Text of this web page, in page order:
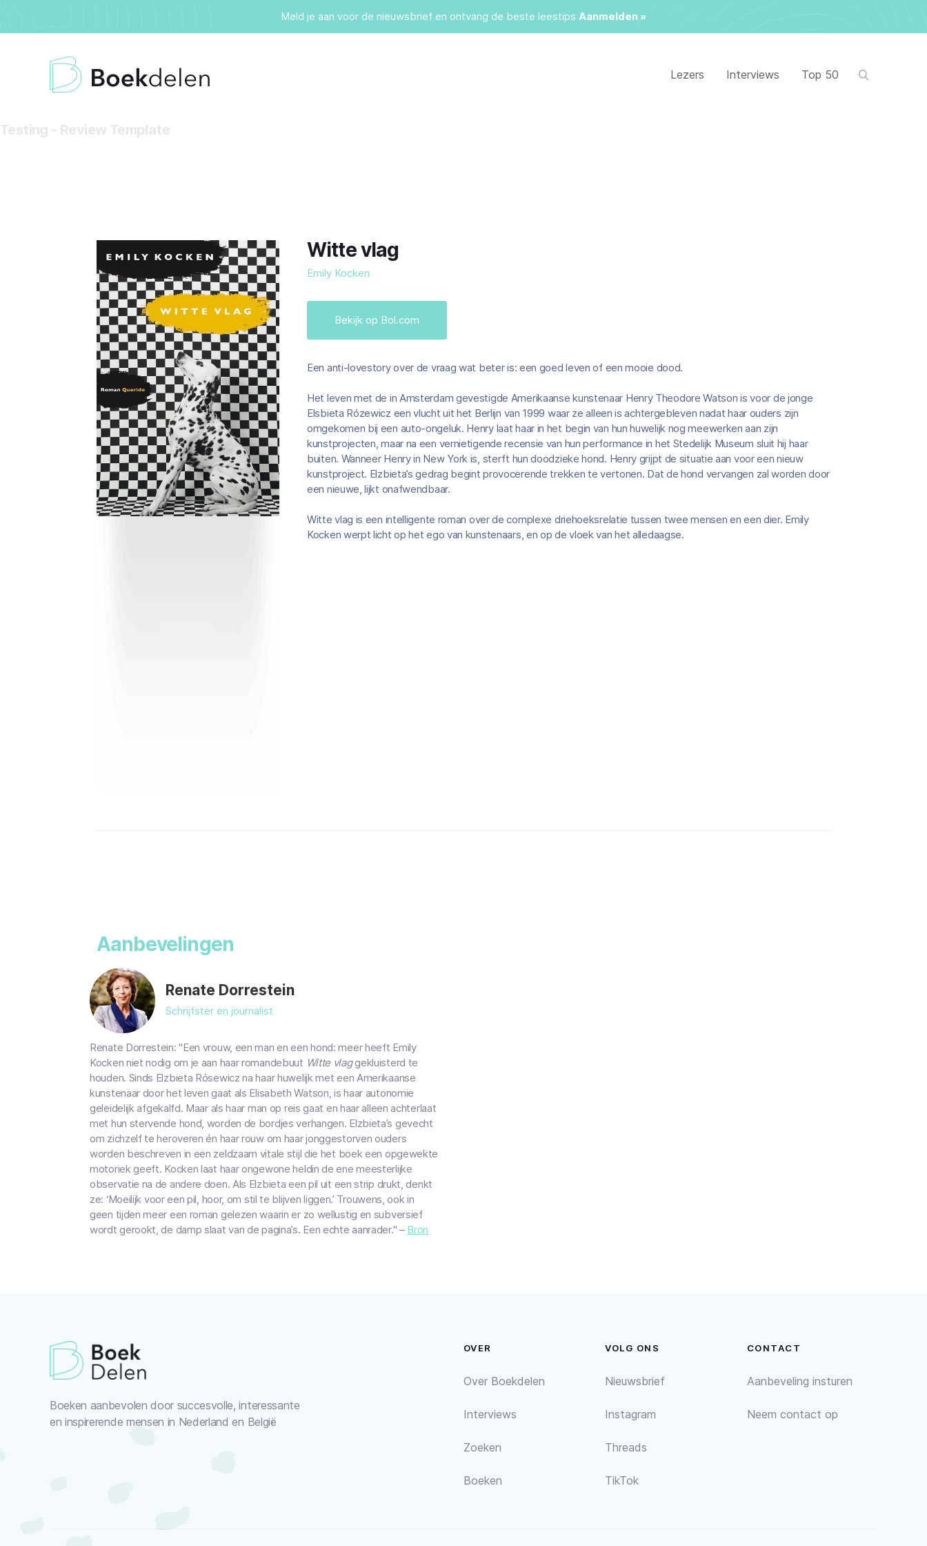
Meld je aan voor de nieuwsbrief en ontvang de beste leestips Aanmelden »
Lezers Interviews Top 50
Witte vlag
Emily Kocken
Bekijk op Bol.com
Een anti-lovestory over de vraag wat beter is: een goed leven of een mooie dood.
Het leven met de in Amsterdam gevestigde Amerikaanse kunstenaar Henry Theodore Watson is voor de jonge
Elsbieta Rózewicz een vlucht uit het Berlijn van 1999 waar ze alleen is achtergebleven nadat haar ouders zijn
omgekomen bij een auto-ongeluk. Henry laat haar in het begin van hun huwelijk nog meewerken aan zijn
kunstprojecten, maar na een vernietigende recensie van hun performance in het Stedelijk Museum sluit hij haar
buiten. Wanneer Henry in New York is, sterft hun doodzieke hond. Henry grijpt de situatie aan voor een nieuw
kunstproject. Elzbieta’s gedrag begint provocerende trekken te vertonen. Dat de hond vervangen zal worden door
een nieuwe, lijkt onafwendbaar.
Witte vlag is een intelligente roman over de complexe driehoeksrelatie tussen twee mensen en een dier. Emily
Kocken werpt licht op het ego van kunstenaars, en op de vloek van het alledaagse.
Aanbevelingen
Renate Dorrestein
Schrijfster en journalist
Renate Dorrestein: "Een vrouw, een man en een hond: meer heeft Emily
Kocken niet nodig om je aan haar romandebuut Witte vlaggekluisterd te
houden. Sinds Elzbieta Rósewicz na haar huwelijk met een Amerikaanse
kunstenaar door het leven gaat als Elisabeth Watson, is haar autonomie
geleidelijk afgekalfd. Maar als haar man op reis gaat en haar alleen achterlaat
met hun stervende hond, worden de bordjes verhangen. Elzbieta’s gevecht
om zichzelf te heroveren én haar rouw om haar jonggestorven ouders
worden beschreven in een zeldzaam vitale stijl die het boek een opgewekte
motoriek geeft. Kocken laat haar ongewone heldin de ene meesterlijke
observatie na de andere doen. Als Elzbieta een pil uit een strip drukt, denkt
ze: ‘Moeilijk voor een pil, hoor, om stil te blijven liggen.’ Trouwens, ook in
geen tijden meer een roman gelezen waarin er zo wellustig en subversief
wordt gerookt, de damp slaat van de pagina’s. Een echte aanrader." – Bron
Boeken aanbevolen door succesvolle, interessante
en inspirerende mensen in Nederland en België
OVER
Over Boekdelen
Interviews
Zoeken
Boeken
VOLG ONS
Nieuwsbrief
Instagram
Threads
TikTok
CONTACT
Aanbeveling insturen
Neem contact op